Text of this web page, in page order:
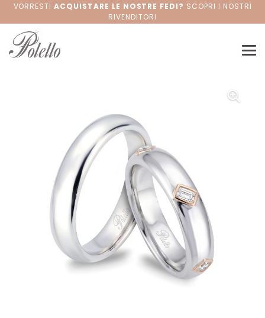
VORRESTIACQUISTARE LE NOSTRE FEDI? SCOPRI I NOSTRI
RIVENDITORI